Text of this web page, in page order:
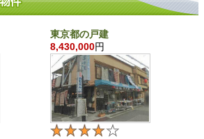
東京都の戸建
8,430,000円